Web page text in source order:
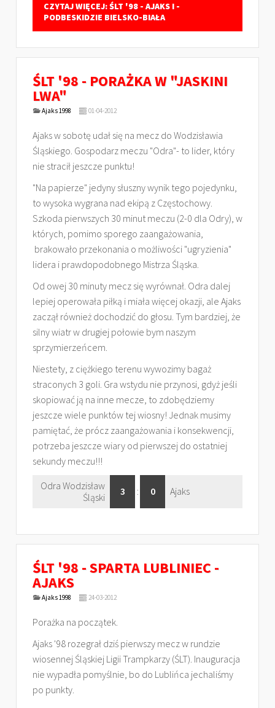
CZYTAJ WIĘCEJ: ŚLT '98 - AJAKS I -
PODBESKIDZIE BIELSKO-BIAŁA
ŚLT '98 - PORAŻKA W "JASKINI
LWA"
Ajaks 1998 01-04-2012
Ajaks w sobotę udał się na mecz do Wodzisławia
Śląskiego. Gospodarz meczu "Odra"- to lider, który
nie stracił jeszcze punktu!
"Na papierze" jedyny słuszny wynik tego pojedynku,
to wysoka wygrana nad ekipą z Częstochowy.
Szkoda pierwszych 30 minut meczu (2-0 dla Odry), w
których, pomimo sporego zaangażowania,
brakowało przekonania o możliwości "ugryzienia"
lidera i prawdopodobnego Mistrza Śląska.
Od owej 30 minuty mecz się wyrównał. Odra dalej
lepiej operowała piłką i miała więcej okazji, ale Ajaks
zaczął również dochodzić do głosu. Tym bardziej, że
silny wiatr w drugiej połowie bym naszym
sprzymierzeńcem.
Niestety, z ciężkiego terenu wywozimy bagaż
straconych 3 goli. Gra wstydu nie przynosi, gdyż jeśli
skopiować ją na inne mecze, to zdobędziemy
jeszcze wiele punktów tej wiosny! Jednak musimy
pamiętać, że prócz zaangażowania i konsekwencji,
potrzeba jeszcze wiary od pierwszej do ostatniej
sekundy meczu!!!
Odra Wodzisław
Śląski
3 : 0 Ajaks
ŚLT '98 - SPARTA LUBLINIEC -
AJAKS
Ajaks 1998 24-03-2012
Porażka na początek.
Ajaks '98 rozegrał dziś pierwszy mecz w rundzie
wiosennej Śląskiej Ligii Trampkarzy (ŚLT). Inauguracja
nie wypadła pomyślnie, bo do Lublińca jechaliśmy
po punkty.